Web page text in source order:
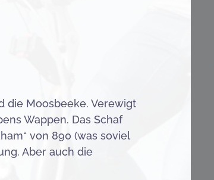
die Moosbeeke. Verewigt
Wappen. Das Schaf
von 890 (was soviel
Aber auch die